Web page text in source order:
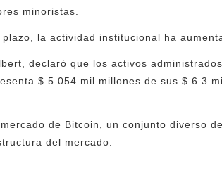
minoristas.
la actividad institucional ha
declaró que los activos
$ 5.054 mil millones de sus $ 6.3
de Bitcoin, un conjunto diverso
del mercado.